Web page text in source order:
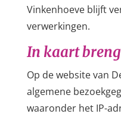
Vinkenhoeve blijft
verwerkingen.
In kaart
Op de website van
algemene
waaronder het IP-